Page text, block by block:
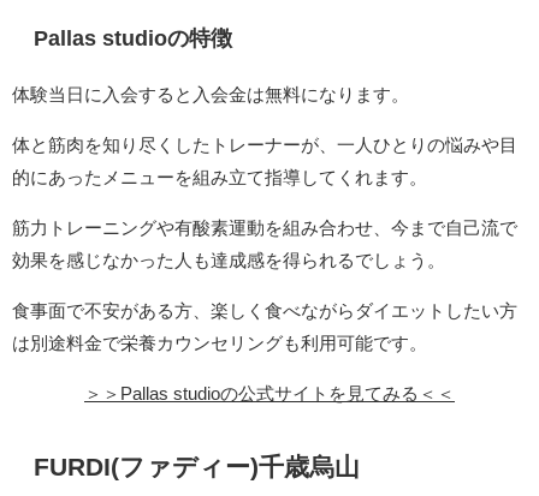
Pallas studioの特徴
体験当日に入会すると入会金は無料になります。
体と筋肉を知り尽くしたトレーナーが、一人ひとりの悩みや目
的にあったメニューを組み立て指導してくれます。
筋力トレーニングや有酸素運動を組み合わせ、今まで自己流で
効果を感じなかった人も達成感を得られるでしょう。
食事面で不安がある方、楽しく食べながらダイエットしたい方
は別途料金で栄養カウンセリングも利用可能です。
＞＞Pallas studioの公式サイトを見てみる＜＜
FURDI(ファディー)千歳烏山